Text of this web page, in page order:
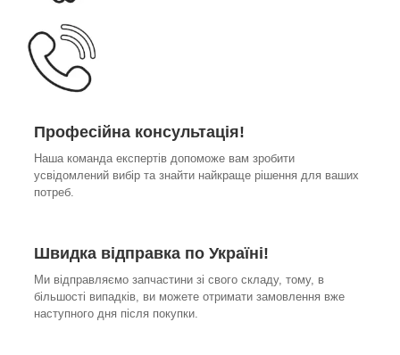
Професійна консультація!
Наша команда експертів допоможе вам зробити
усвідомлений вибір та знайти найкраще рішення для ваших
потреб.
Швидка відправка по Україні!
Ми відправляємо запчастини зі свого складу, тому, в
більшості випадків, ви можете отримати замовлення вже
наступного дня після покупки.